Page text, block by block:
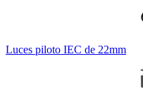
Luces piloto IEC de 22mm